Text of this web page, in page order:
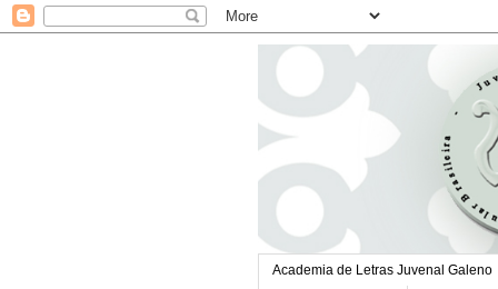
Academia de Letras Juvenal Galeno